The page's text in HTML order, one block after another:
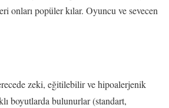
onları popüler kılar. Oyuncu ve sevecen
zeki, eğitilebilir ve hipoalerjenik
boyutlarda bulunurlar (standart,